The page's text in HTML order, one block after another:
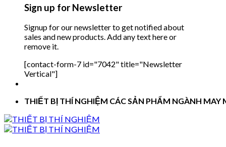
Sign up for Newsletter
Signup for our newsletter to get notified about
sales and new products. Add any text here or
remove it.
[contact-form-7 id="7042" title="Newsletter
Vertical"]
THIẾT BỊ THÍ NGHIỆM CÁC SẢN PHẨM NGÀNH MAY